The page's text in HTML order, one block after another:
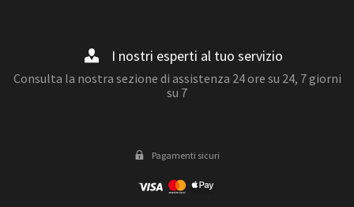
- Saltimbocca alla romana
I nostri esperti al tuo servizio
Consulta la nostra sezione di assistenza 24 ore su 24, 7 giorni
su 7
Pagamenti sicuri